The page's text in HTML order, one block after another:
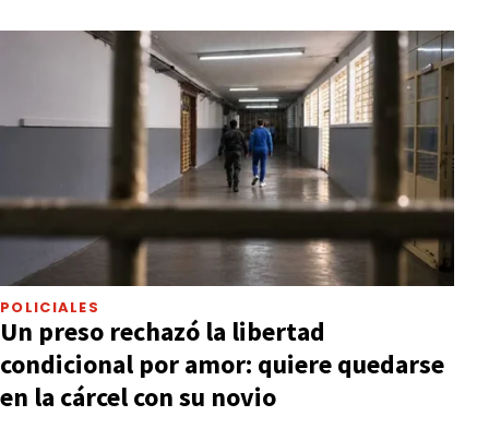
POLICIALES
Un preso rechazó la libertad
condicional por amor: quiere quedarse
en la cárcel con su novio